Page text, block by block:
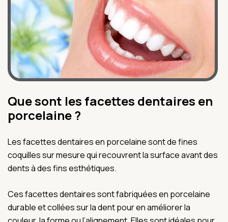
Que sont les facettes dentaires en
porcelaine ?
Les facettes dentaires en porcelaine sont de fines
coquilles sur mesure qui recouvrent la surface avant des
dents à des fins esthétiques.
Ces facettes dentaires sont fabriquées en porcelaine
durable et collées sur la dent pour en améliorer la